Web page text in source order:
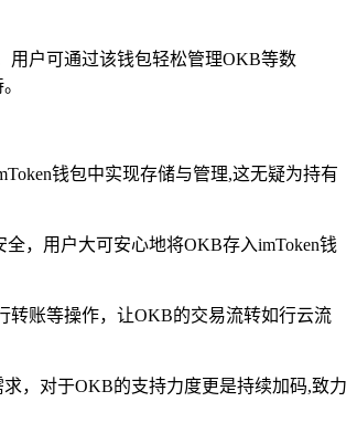
用户可通过该钱包轻松管理OKB等数
钱包中实现存储与管理,这无疑为持有
，用户大可安心地将OKB存入imToken钱
转账等操作，让OKB的交易流转如行云流
，对于OKB的支持力度更是持续加码,致力